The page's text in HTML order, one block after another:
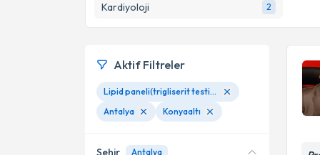
Kardiyoloji
2
Aktif Filtreler
Lipid paneli(trigliserit testi(tg))
Antalya
Konyaaltı
Şehir Antalya